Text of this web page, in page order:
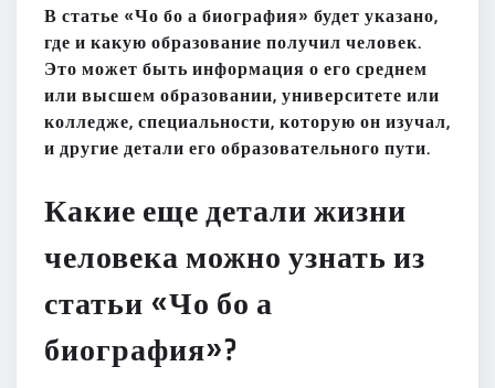
В статье «Чо бо а биография» будет указано,
где и какую образование получил человек.
Это может быть информация о его среднем
или высшем образовании, университете или
колледже, специальности, которую он изучал,
и другие детали его образовательного пути.
Какие еще детали жизни
человека можно узнать из
статьи «Чо бо а
биография»?